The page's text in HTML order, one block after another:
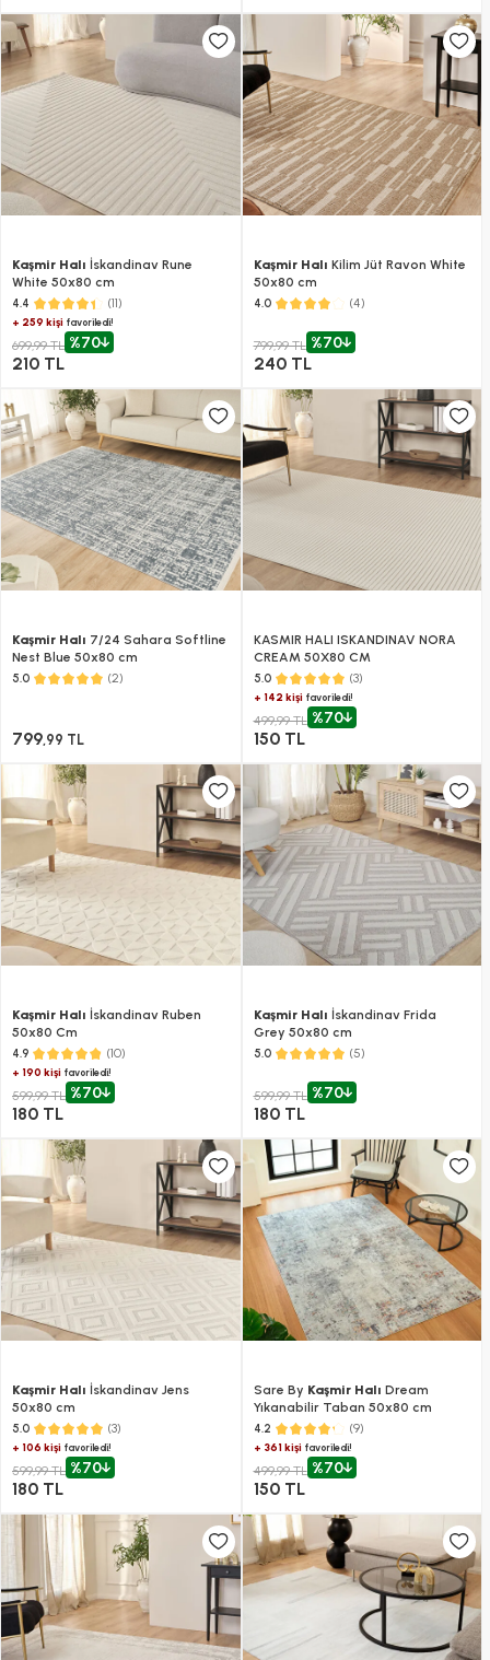
Kaşmir Halı İskandinav Rune
White 50x80 cm
4.4 (11)
+ 259 kişi favoriledi!
699,99 TL %70
210 TL
Kaşmir Halı Kilim Jüt Ravon White
50x80 cm
4.0 (4)
799,99 TL %70
240 TL
Kaşmir Halı 7/24 Sahara Softline
Nest Blue 50x80 cm
5.0 (2)
799,99 TL
KASMIR HALI ISKANDINAV NORA
CREAM 50X80 CM
5.0 (3)
+ 142 kişifavoriledi!
499,99 TL %70
150 TL
Kaşmir Halı İskandinav Ruben
50x80 Cm
4.9 (10)
+ 190 kişi favoriledi!
599,99 TL %70
180 TL
Kaşmir Halı İskandinav Frida
Grey 50x80 cm
5.0 (5)
599,99 TL %70
180 TL
Kaşmir Halı İskandinav Jens
50x80 cm
5.0 (3)
+ 106 kişi favoriledi!
599,99 TL %70
180 TL
Sare By Kaşmir Halı Dream
Yıkanabilir Taban 50x80 cm
4.2 (9)
+ 361 kişifavoriledi!
499,99 TL %70
150 TL